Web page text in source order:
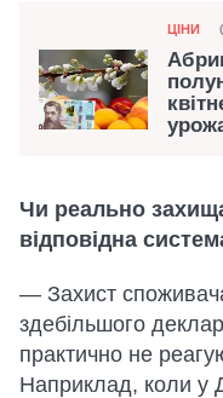
ЦІНИ
Чи реально
відповідна
— Захист
здебільшого
практично не
Наприклад, коли у